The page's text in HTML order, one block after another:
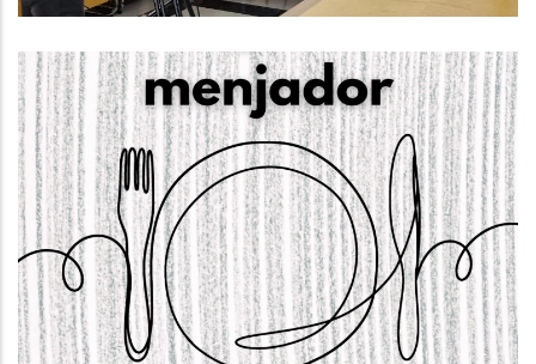
S'obre La Convocatòria Per
Sol·licitar Els Ajuts Individuals De
Menjador Escolar Per Al Curs 2023-
24
Educació